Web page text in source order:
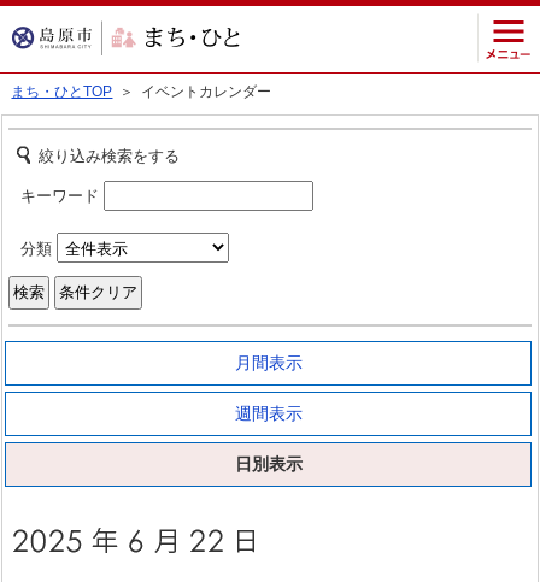
まち・ひとTOP ＞ イベントカレンダー
絞り込み検索をする
キーワード
分類
月間表示
週間表示
日別表示